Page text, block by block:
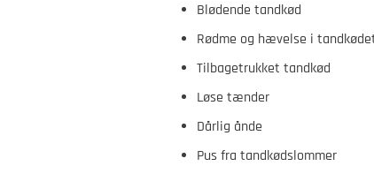
Blødende tandkød
Rødme og hævelse i
Tilbagetrukket tandkød
Løse tænder
Dårlig ånde
Pus fra tandkødslommer